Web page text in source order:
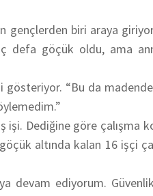
gençlerden biri araya
defa göçük oldu, ama
“Bu da
işi. Dediğine göre çalışma
altında kalan 16 işçi
devam ediyorum.